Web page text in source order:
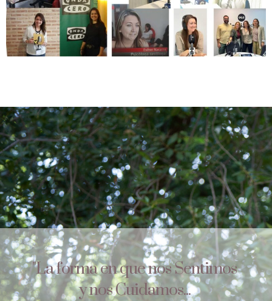
"La forma en que nos Sentimos
y nos Cuidamos...